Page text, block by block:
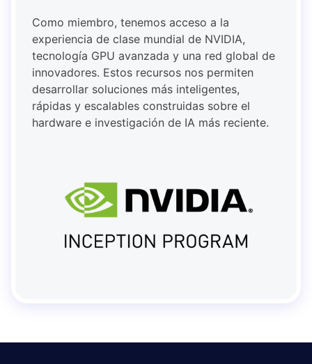
Como miembro, tenemos acceso a la
experiencia de clase mundial de NVIDIA,
tecnología GPU avanzada y una red global de
innovadores. Estos recursos nos permiten
desarrollar soluciones más inteligentes,
rápidas y escalables construidas sobre el
hardware e investigación de IA más reciente.